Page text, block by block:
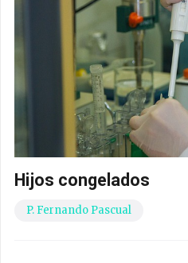
Hijos congelados
P. Fernando Pascual